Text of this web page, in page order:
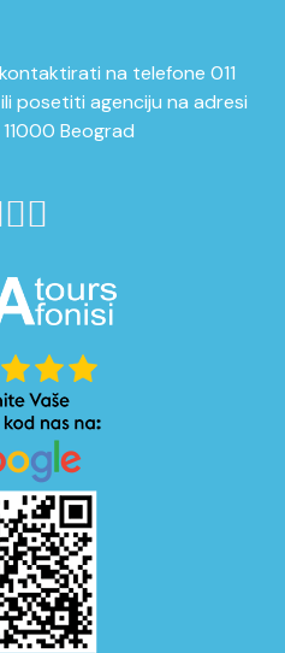
na telefone 011
posetiti agenciju na adresi
Beograd